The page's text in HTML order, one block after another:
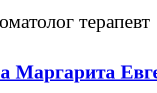
терапевт
Маргарита